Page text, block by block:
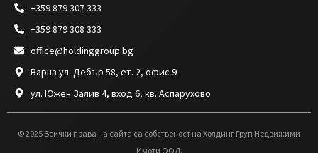
+359 879 307 333
+359 879 308 333
office@holdinggroup.bg
Варна ул. Дебър 58, ет. 2, офис 9
ул. Южен Залив 4, вход 6, кв. Аспарухово
© 2025 Всички права на сайта са собственост на Холдинг Груп Недвижими
Имоти ООД.